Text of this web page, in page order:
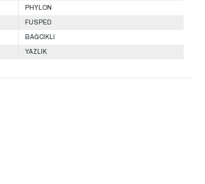
PHYLON
FUSPED
BAĞCIKLI
YAZLIK